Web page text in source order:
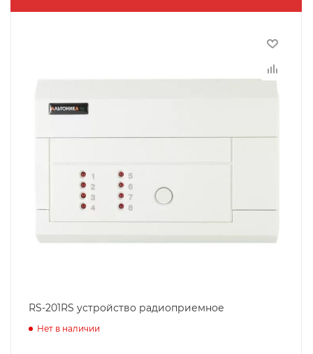
RS-201RS устройство радиоприемное
Нет в наличии